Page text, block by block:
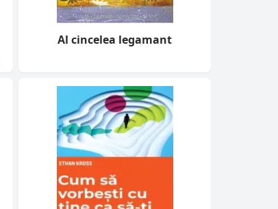
Al cincelea legamant